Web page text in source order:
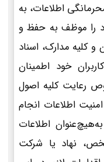
اطلاعات، به
را موظف به حفظ و
کلیه مدارک، اسناد
خود اطمینان
رعایت کلیه اصول
اطلاعات انجام
اطلاعات
نهاد یا شرکت